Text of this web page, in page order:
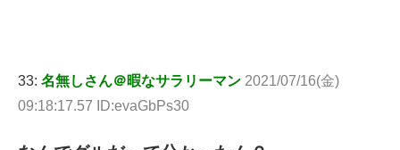
33: 名無しさん＠暇なサラリーマン 2021/07/16(金)
09:18:17.57 ID:evaGbPs30